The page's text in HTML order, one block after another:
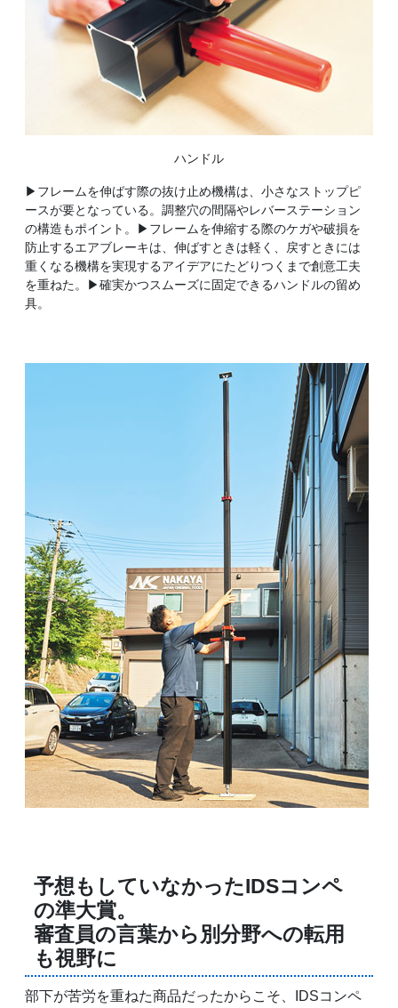
ハンドル
▶フレームを伸ばす際の抜け止め機構は、小さなストップピ
ースが要となっている。調整穴の間隔やレバーステーション
の構造もポイント。▶フレームを伸縮する際のケガや破損を
防止するエアブレーキは、伸ばすときは軽く、戻すときには
重くなる機構を実現するアイデアにたどりつくまで創意工夫
を重ねた。▶確実かつスムーズに固定できるハンドルの留め
具。
予想もしていなかったIDSコンペ
の準大賞。
審査員の言葉から別分野への転用
も視野に
部下が苦労を重ねた商品だったからこそ、IDSコンペ